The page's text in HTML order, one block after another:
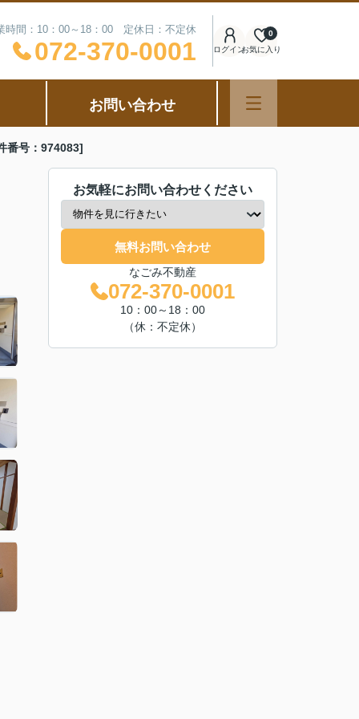
時間：10：00～18：00 定休日：不定休
072-370-0001 ログインお気に入り
0
お問い合わせ
番号：974083]
お気軽にお問い合わせください
無料お問い合わせ
なごみ不動産
072-370-0001
10：00～18：00
（休：不定休）